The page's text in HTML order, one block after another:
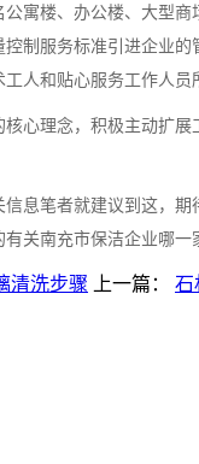
寓楼、办公楼、大型
制服务标准引进企业
人和贴心服务工作人员
心理念，积极主动扩
息笔者就建议到这，
关南充市保洁企业哪
清洗步骤 上一篇： 石